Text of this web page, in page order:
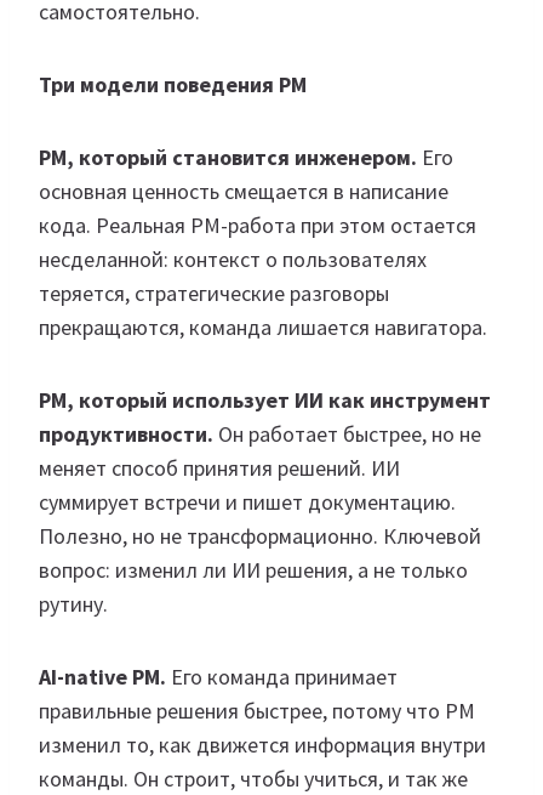
самостоятельно.
Три модели поведения PM
PM, который становится инженером. Его
основная ценность смещается в написание
кода. Реальная PM-работа при этом остается
несделанной: контекст о пользователях
теряется, стратегические разговоры
прекращаются, команда лишается навигатора.
PM, который использует ИИ как инструмент
продуктивности. Он работает быстрее, но не
меняет способ принятия решений. ИИ
суммирует встречи и пишет документацию.
Полезно, но не трансформационно. Ключевой
вопрос: изменил ли ИИ решения, а не только
рутину.
AI-native PM. Его команда принимает
правильные решения быстрее, потому что PM
изменил то, как движется информация внутри
команды. Он строит, чтобы учиться, и так же